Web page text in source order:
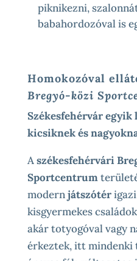
piknikezni,
babahordozóval is
Homokozóval
Bregyó-közi
Székesfehérvár egyik
kicsiknek és
Aszékesfehérvári
Sportcentrum
modernjátszótérigazi
kisgyermekes
akár totyogóval vagy
érkeztek, itt mindenki